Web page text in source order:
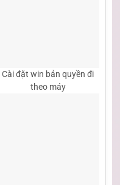
Cài đặt win bản quyền đi
theo máy